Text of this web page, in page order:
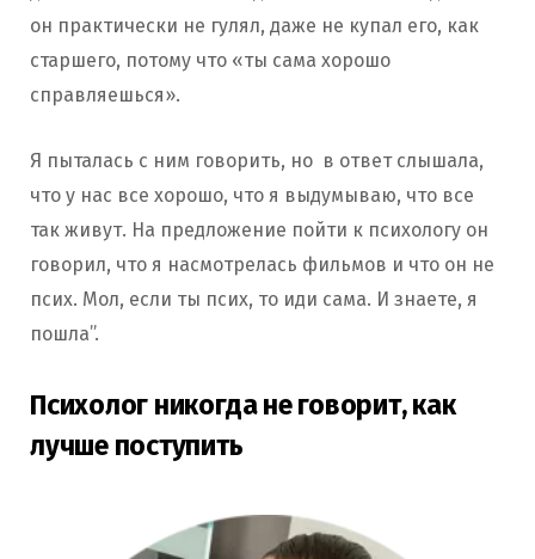
он практически не гулял, даже не купал его, как
старшего, потому что «ты сама хорошо
справляешься».
Я пыталась с ним говорить, но в ответ слышала,
что у нас все хорошо, что я выдумываю, что все
так живут. На предложение пойти к психологу он
говорил, что я насмотрелась фильмов и что он не
псих. Мол, если ты псих, то иди сама. И знаете, я
пошла”.
Психолог никогда не говорит, как
лучше поступить